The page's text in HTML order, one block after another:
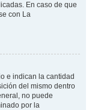
En caso de que
con La
e indican la cantidad
del mismo dentro
no puede
por la